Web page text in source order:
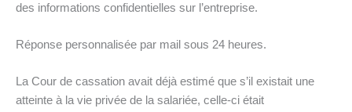
des informations confidentielles sur l’entreprise.
Réponse personnalisée par mail sous 24 heures.
La Cour de cassation avait déjà estimé que s’il existait une
atteinte à la vie privée de la salariée, celle-ci était